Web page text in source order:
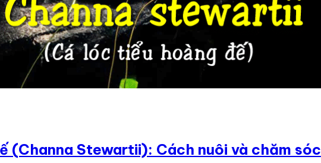
(Channa Stewartii): Cách nuôi và chăm sóc